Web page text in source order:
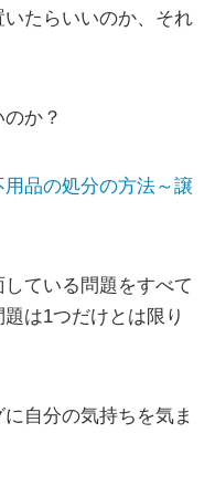
たらいいのか、それ
か？
用品の処分の方法～譲
ている問題をすべて
は1つだけとは限り
自分の気持ちを気ま